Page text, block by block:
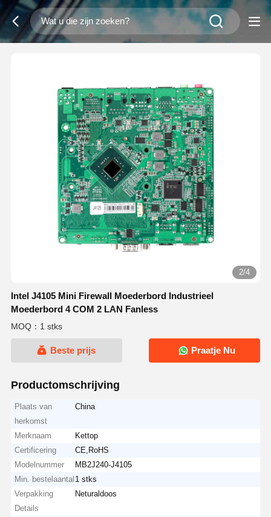
2/4
Intel J4105 Mini Firewall Moederbord Industrieel
Moederbord 4 COM 2 LAN Fanless
MOQ：1 stks
Beste prijs Praatje Nu
Productomschrijving
Plaats van
herkomst
China
Merknaam
Kettop
Certificering
CE,RoHS
Modelnummer
MB2J240-J4105
Min. bestelaantal 1 stks
Verpakking
Details
Neturaldoos